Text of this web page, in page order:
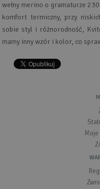
wełny merino o gramaturze
komfort termiczny, przy
sobie styl i różnorodność,
mamy inny wzór i kolor, co